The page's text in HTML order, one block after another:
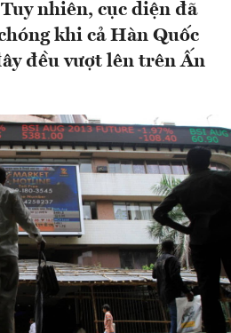
nhiên, cục diện đã
khi cả Hàn Quốc
đều vượt lên trên Ấn